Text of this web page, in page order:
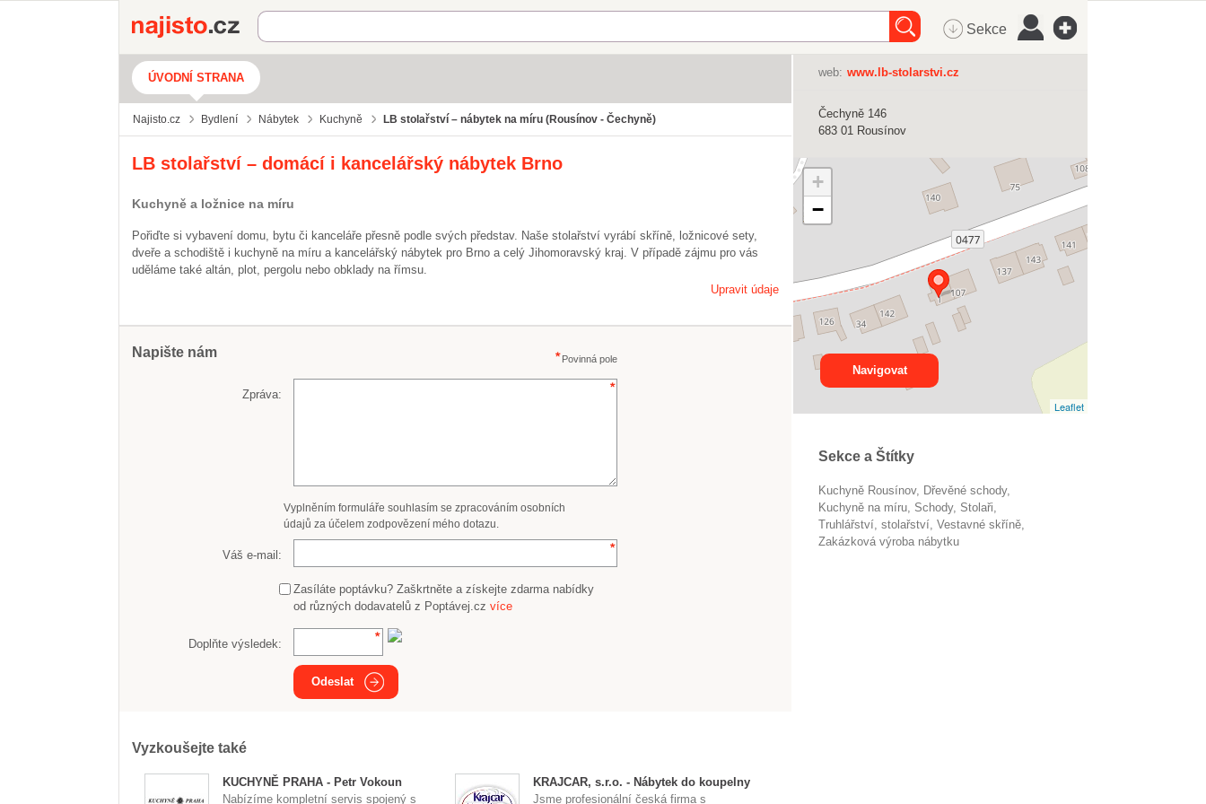
Najisto.cz Sekce
ÚVODNÍ STRANA
Najisto.cz Bydlení Nábytek Kuchyně LB stolařství – nábytek na míru (Rousínov - Čechyně)
LB stolařství – domácí i kancelářský nábytek Brno
Kuchyně a ložnice na míru
Pořiďte si vybavení domu, bytu či kanceláře přesně podle svých představ. Naše stolařství vyrábí skříně, ložnicové sety,
dveře a schodiště i kuchyně na míru a kancelářský nábytek pro Brno a celý Jihomoravský kraj. V případě zájmu pro vás
uděláme také altán, plot, pergolu nebo obklady na římsu.
Upravit údaje
Napište nám Povinná pole
Zpráva:
Vyplněním formuláře souhlasím se zpracováním osobních
údajů za účelem zodpovězení mého dotazu.
Váš e-mail:
Zasíláte poptávku? Zaškrtněte a získejte zdarma nabídky
od různých dodavatelů z Poptávej.cz více
Doplňte výsledek:
Odeslat
Vyzkoušejte také
KUCHYNĚ PRAHA - Petr Vokoun
Nabízíme kompletní servis spojený s
KRAJCAR, s.r.o. - Nábytek do koupelny
Jsme profesionální česká firma s
web: www.lb-stolarstvi.cz
Čechyně 146
683 01 Rousínov
+
−
Leaflet
Navigovat
Sekce a Štítky
Kuchyně Rousínov
dřevěné schody
kuchyně na míru
schody
stolaři
Truhlářství, stolařství
vestavné skříně
zakázková výroba nábytku